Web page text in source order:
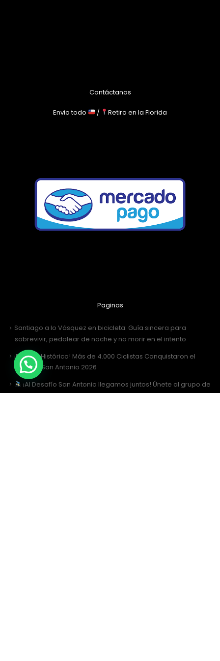
Contáctanos
Envio todo / Retira en la Florida
Paginas
Santiago a lo Vásquez en bicicleta: Guía sincera para
sobrevivir, pedalear de noche y no morir en el intento
¡Récord Histórico! Más de 4.000 Ciclistas Conquistaron el
Desafío San Antonio 2026
¡Al Desafío San Antonio llegamos juntos! Únete al grupo de
WhatsApp